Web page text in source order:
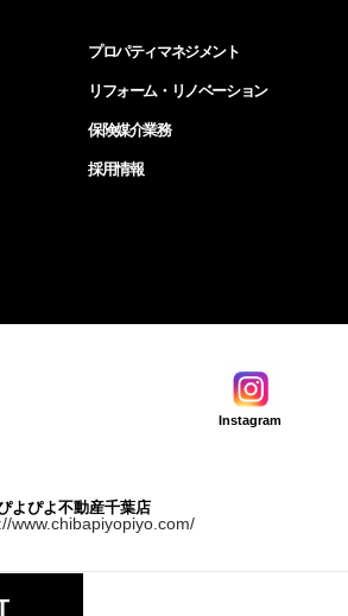
プロパティマネジメント
リフォーム・リノベーション
保険媒介業務
採用情報
Instagram
よぴよ不動産千葉店
www.chibapiyopiyo.com/